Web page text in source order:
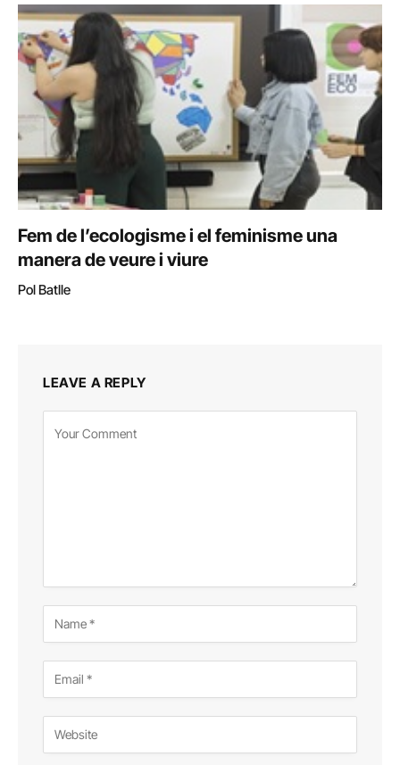
Fem de l’ecologisme i el feminisme una
manera de veure i viure
Pol Batlle
LEAVE A REPLY